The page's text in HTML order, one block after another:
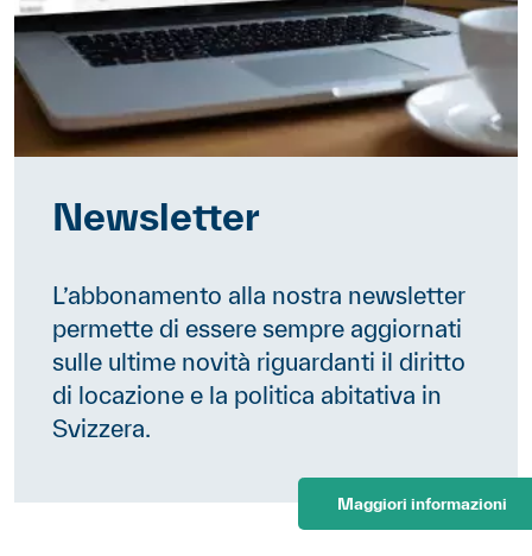
Newsletter
L’abbonamento alla nostra newsletter
permette di essere sempre aggiornati
sulle ultime novità riguardanti il diritto
di locazione e la politica abitativa in
Svizzera.
Maggiori informazioni